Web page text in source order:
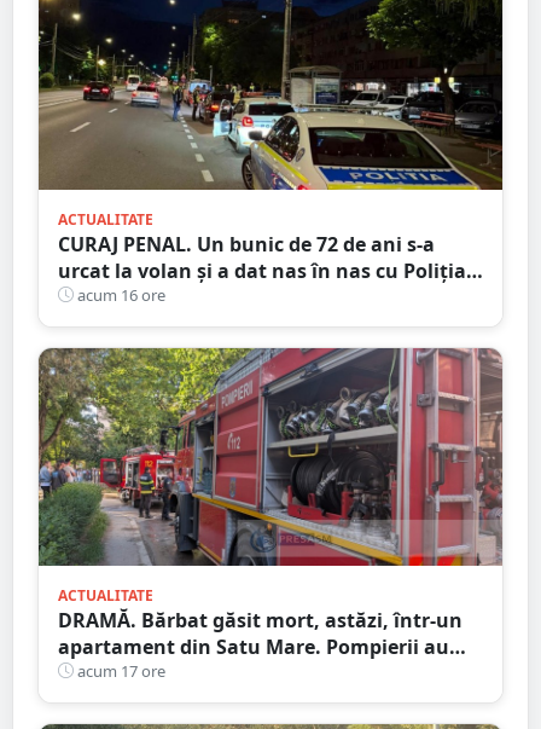
ACTUALITATE
CURAJ PENAL. Un bunic de 72 de ani s-a
urcat la volan și a dat nas în nas cu Poliția
Satu Mare
acum 16 ore
ACTUALITATE
DRAMĂ. Bărbat găsit mort, astăzi, într-un
apartament din Satu Mare. Pompierii au
spart ușa
acum 17 ore